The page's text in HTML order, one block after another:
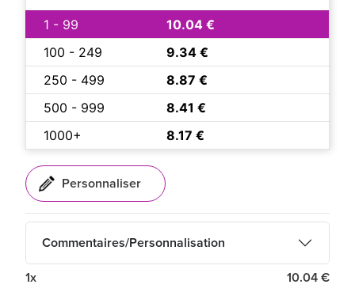
1 - 99
10.04 €
100 - 249
9.34 €
250 - 499
8.87 €
500 - 999
8.41 €
1000+
8.17 €
Commentaires/Personnalisation
1x 10.04 €